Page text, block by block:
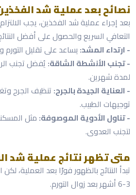
نصائح بعد عملية شد
بعد إجراء عملية شد الفخذين، يجب
التعافي السريع والحصول على أفضل
- ارتداء المشد:يساعد على تقليل التورم
- تجنب الأنشطة الشاقة: يُفضل تجنب
لمدة شهرين.
- العناية الجيدة بالجرح: تنظيف الجرح
توجيهات الطبيب.
- تناول الأدوية الموصوفة: مثل
لتجنب العدوى.
متى تظهر نتائج عملية شد
تبدأ النتائج بالظهور فورًا بعد العملية، لكن
3-6 أشهر بعد زوال التورم.